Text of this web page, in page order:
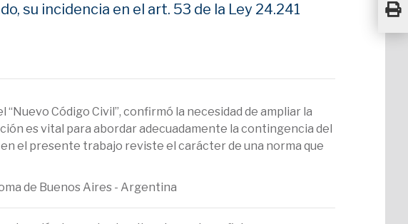
su incidencia en el art. 53 de la Ley 24.241
Código Civil”, confirmó la necesidad de ampliar la
es vital para abordar adecuadamente la contingencia del
el presente trabajo reviste el carácter de una norma que
de Buenos Aires - Argentina